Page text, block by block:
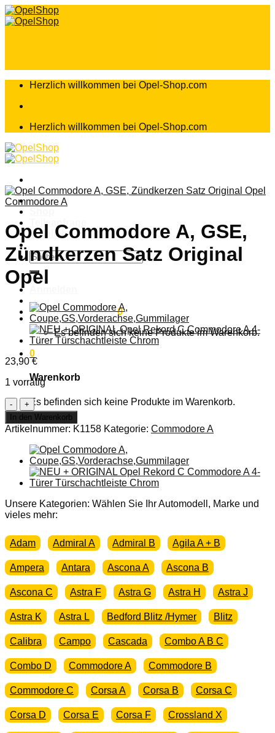
Zum
Inhalt
Herzlich willkommen bei Opel-Shop.com
Herzlich willkommen bei Opel-Shop.com
Home
Teileanfrage
Teileliste
Suchen
nach:
Warenkorb /0,00€ 0
Es befinden sich keine Produkte im Warenkorb.
0
Warenkorb
Es befinden sich keine Produkte im Warenkorb.
Commodore A
Opel Commodore A, GSE,
Zündkerzen Satz Original
Opel
23,90€
1 vorrätig
Opel
Commodore
A,
GSE,
Zündkerzen
Satz
Original
Opel
Menge
In den Warenkorb
Artikelnummer: K1158 Kategorie: Commodore A
Unsere Kategorien: Wählen Sie Ihr Automodell, Marke und
vieles mehr:
Adam Admiral A Admiral B Agila A + B
Ampera Antara Ascona A Ascona B
Ascona C Astra F Astra G Astra H Astra J
Astra K Astra L Bedford Blitz /Hymer Blitz
Calibra Campo Cascada Combo A B C
Combo D Commodore A Commodore B
Commodore C Corsa A Corsa B Corsa C
Corsa D Corsa E Corsa F Crossland X